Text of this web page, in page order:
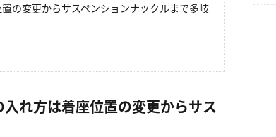
の変更からサスペンションナックルまで多岐
入れ方は着座位置の変更からサス